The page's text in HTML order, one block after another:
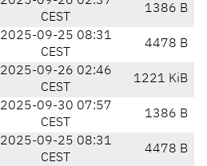
CEST
1386 B
2025-09-25 08:31
CEST
4478 B
2025-09-26 02:46
CEST
1221 KiB
2025-09-30 07:57
CEST
1386 B
2025-09-25 08:31
CEST
4478 B